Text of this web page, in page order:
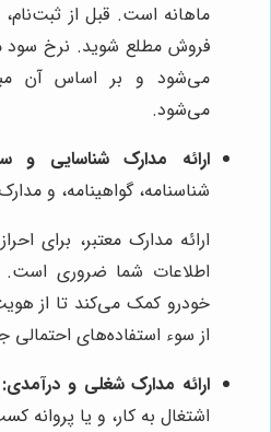
ماهانه است. قبل از
فروش مطلع شوید. نرخ سود
می‌شود و بر اساس آن
می‌شود.
ارائه مدارک شناسایی و
شناسنامه، گواهینامه، و
ارائه مدارک معتبر، برای
اطلاعات شما ضروری است.
خودرو کمک می‌کند تا از
از سوء استفاده‌های احتمالی
ارائه مدارک شغلی و درآمدی:
اشتغال به کار، و یا پروانه